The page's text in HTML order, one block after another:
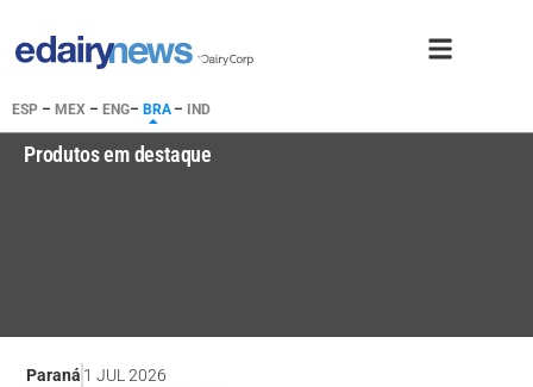
ESP – MEX – ENG– BRA– IND
Produtos em destaque
Paraná 1 JUL 2026